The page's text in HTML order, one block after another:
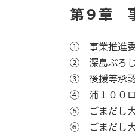
第９章
① 事業推進委
② 深島ぷろじ
③ 後援等承
④ 浦１００ロ
⑤ ごまだし大
⑥ ごまだし大